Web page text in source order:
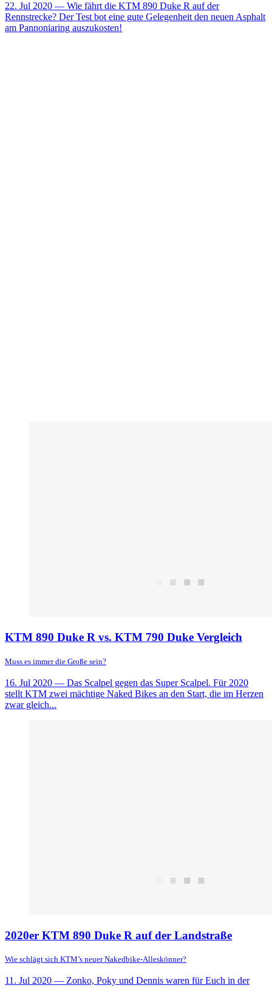
22. Jul 2020 — Wie fährt die KTM 890 Duke R auf der
Rennstrecke? Der Test bot eine gute Gelegenheit den neuen Asphalt
am Pannoniaring auszukosten!
KTM 890 Duke R vs. KTM 790 Duke Vergleich
Muss es immer die Große sein?
16. Jul 2020 — Das Scalpel gegen das Super Scalpel. Für 2020
stellt KTM zwei mächtige Naked Bikes an den Start, die im Herzen
zwar gleich...
2020er KTM 890 Duke R auf der Landstraße
Wie schlägt sich KTM’s neuer Nakedbike-Alleskönner?
11. Jul 2020 — Zonko, Poky und Dennis waren für Euch in der